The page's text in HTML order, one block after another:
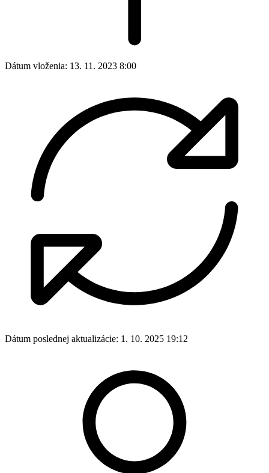
Dátum vloženia: 13. 11. 2023 8:00
Dátum poslednej aktualizácie: 1. 10. 2025 19:12